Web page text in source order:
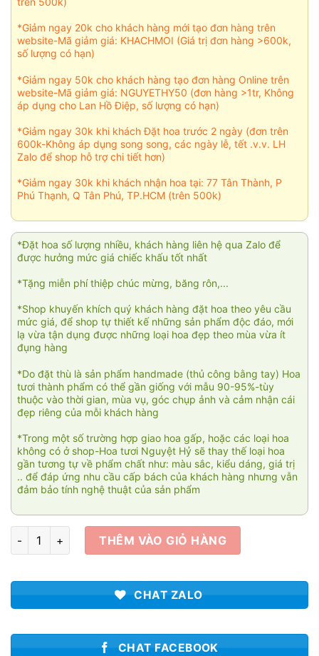
*Giảm ngay 20k cho khách hàng mới tạo đơn hàng trên
website-Mã giảm giá: KHACHMOI (Giá trị đơn hàng >600k,
số lượng có hạn)
*Giảm ngay 50k cho khách hàng tạo đơn hàng Online trên
website-Mã giảm giá: NGUYETHY50 (đơn hàng >1tr, Không
áp dụng cho Lan Hồ Điệp, số lượng có hạn)
*Giảm ngay 30k khi khách Đặt hoa trước 2 ngày (đơn trên
600k-Không áp dụng song song, các ngày lễ, tết .v.v. LH
Zalo để shop hỗ trợ chi tiết hơn)
*Giảm ngay 30k khi khách nhận hoa tại: 77 Tân Thành, P
Phú Thạnh, Q Tân Phú, TP.HCM (trên 500k)
*Đặt hoa số lượng nhiều, khách hàng liên hệ qua Zalo để
được hưởng mức giá chiếc khấu tốt nhất
*Tặng miễn phí thiệp chúc mừng, băng rôn,...
*Shop khuyến khích quý khách hàng đặt hoa theo yêu cầu
mức giá, để shop tự thiết kế những sản phẩm độc đáo, mới
lạ vừa tận dụng được những loại hoa đẹp theo mùa vừa ít
đụng hàng
*Do đặt thù là sản phẩm handmade (thủ công bằng tay) Hoa
tươi thành phẩm có thể gần giống với mẫu 90-95%-tùy
thuộc vào thời gian, mùa vụ, góc chụp ảnh và cảm nhận cái
đẹp riêng của mỗi khách hàng
*Trong một số trường hợp giao hoa gấp, hoặc các loại hoa
không có ở shop-Hoa tươi Nguyệt Hỷ sẽ thay thế loại hoa
gần tương tự về phẩm chất như: màu sắc, kiểu dáng, giá trị
.. để đáp ứng nhu cầu cấp bách của khách hàng nhưng vẫn
đảm bảo tính nghệ thuật của sản phẩm
Giỏ hoa Tài cát 004 số lượngTHÊM VÀO GIỎ HÀNG
CHAT ZALO
CHAT FACEBOOK